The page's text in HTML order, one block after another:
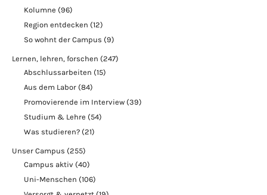
Kolumne (96)
Region entdecken (12)
So wohnt der Campus (9)
Lernen, lehren, forschen (247)
Abschlussarbeiten (15)
Aus dem Labor (84)
Promovierende im Interview (39)
Studium & Lehre (54)
Was studieren? (21)
Unser Campus (255)
Campus aktiv (40)
Uni-Menschen (106)